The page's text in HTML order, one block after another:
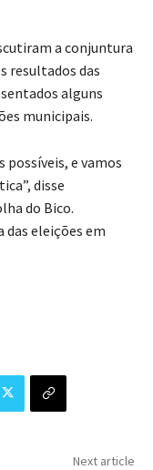
a conjuntura
resultados das
alguns
municipais.
possíveis, e vamos
disse
do Bico.
das eleições em
Next article